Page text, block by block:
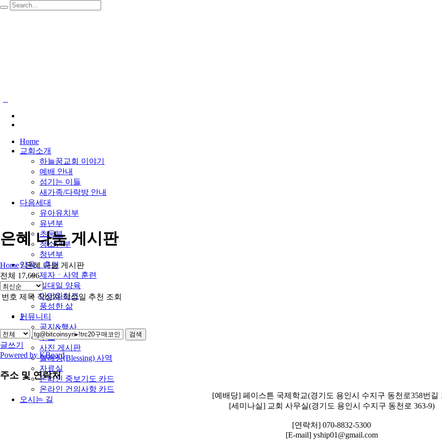
Home
교회소개
하늘꿈교회 이야기
예배 안내
섬기는 이들
새가족/다락방 안내
다음세대
유아유치부
유년부
초등부
청소년부
청년부
양육ㆍ훈련
제자ㆍ사역 훈련
일대일 양육
마더와이즈
풍성한 삶
커뮤니티
공지&행사
주보
사진 게시판
블레싱(Blessing) 사역
자료실
온라인 중보기도 카드
온라인 건의사항 카드
오시는 길
은혜 나눔 게시판
Home /은혜 나눔 게시판
전체 17,696
번호 제목 작성자 작성일 추천 조회
1
검색
글쓰기
Powered by KBoard
주소 및 연락처
[예배당] 페이스튼 국제학교(경기도 용인시 수지구 동천로358번길
[세미나실] 교회 사무실(경기도 용인시 수지구 동천로 363-9)
[연락처] 070-8832-5300
[E-mail] yship01@gmail.com